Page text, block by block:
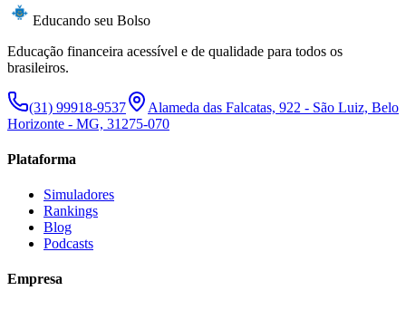
Educando seu Bolso
Educação financeira acessível e de qualidade para todos os
brasileiros.
(31) 99918-9537
Alameda das Falcatas, 922 - São Luiz, Belo
Horizonte - MG, 31275-070
Plataforma
Simuladores
Rankings
Blog
Podcasts
Empresa